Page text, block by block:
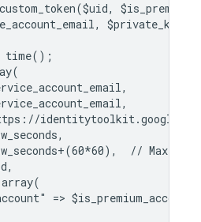
$private_key;
time();
// Maximum
=> $is_premium_account